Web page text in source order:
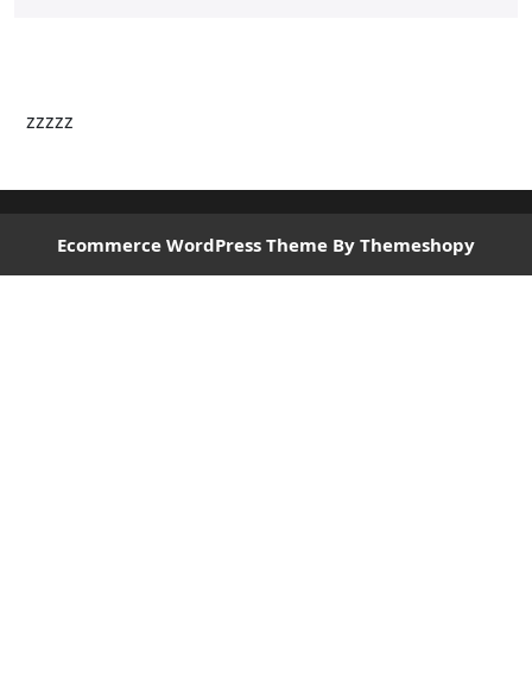
zzzzz
Ecommerce WordPress Theme By Themeshopy